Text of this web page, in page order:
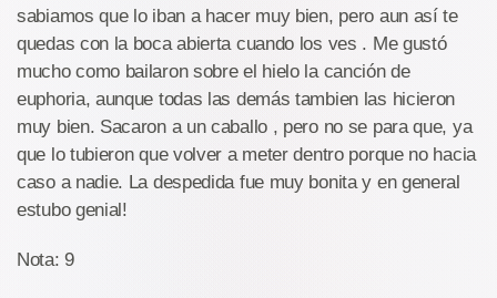
sabiamos que lo iban a hacer muy bien, pero aun así te
quedas con la boca abierta cuando los ves . Me gustó
mucho como bailaron sobre el hielo la canción de
euphoria, aunque todas las demás tambien las hicieron
muy bien. Sacaron a un caballo , pero no se para que, ya
que lo tubieron que volver a meter dentro porque no hacia
caso a nadie. La despedida fue muy bonita y en general
estubo genial!
Nota: 9